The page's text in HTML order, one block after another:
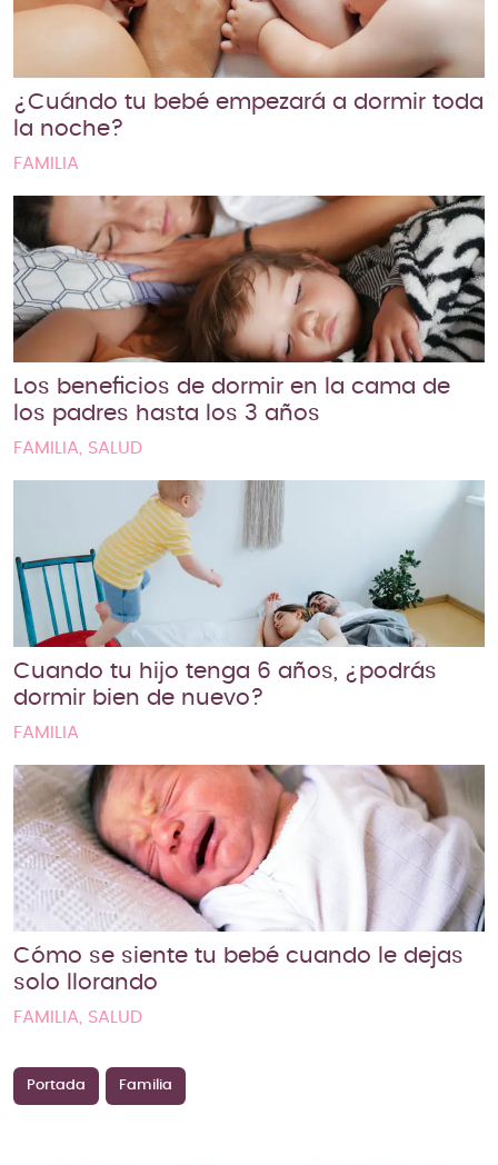
¿Cuándo tu bebé empezará a dormir toda
la noche?
FAMILIA
Los beneficios de dormir en la cama de
los padres hasta los 3 años
FAMILIA, SALUD
Cuando tu hijo tenga 6 años, ¿podrás
dormir bien de nuevo?
FAMILIA
Cómo se siente tu bebé cuando le dejas
solo llorando
FAMILIA, SALUD
Portada Familia